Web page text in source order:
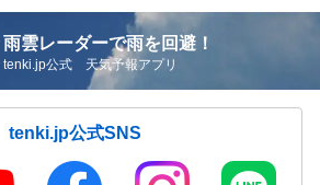
雨雲レーダーで雨を回避！
tenki.jp公式 天気予報アプリ
tenki.jp公式SNS